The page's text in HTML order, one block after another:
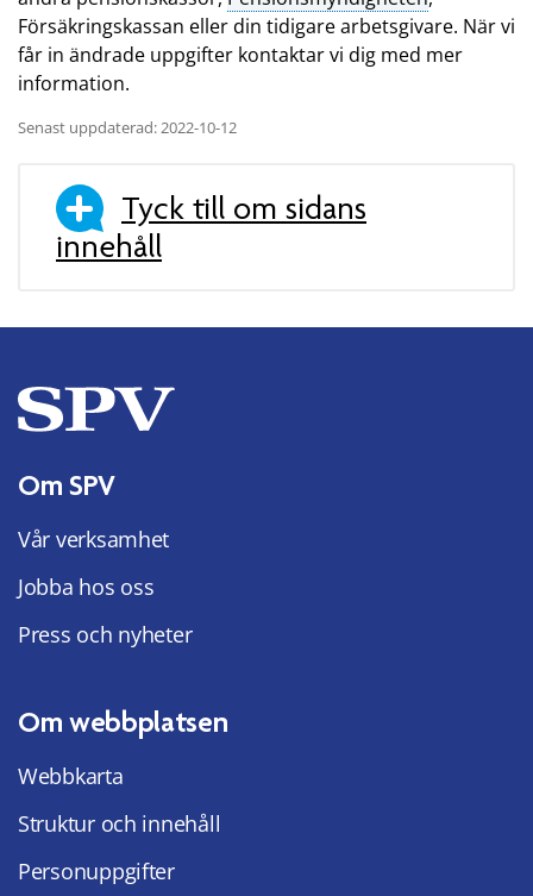
Försäkringskassan eller din tidigare arbetsgivare. När vi
får in ändrade uppgifter kontaktar vi dig med mer
information.
Senast uppdaterad: 2022-10-12
Tyck till om sidans
innehåll
Om SPV
Vår verksamhet
Jobba hos oss
Press och nyheter
Om webbplatsen
Webbkarta
Struktur och innehåll
Personuppgifter